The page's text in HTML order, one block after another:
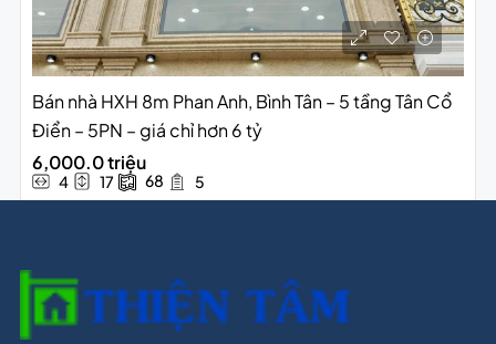
Bán nhà HXH 8m Phan Anh, Bình Tân – 5 tầng Tân Cổ
Điển – 5PN – giá chỉ hơn 6 tỷ
6,000.0 triệu
4 17 68 5